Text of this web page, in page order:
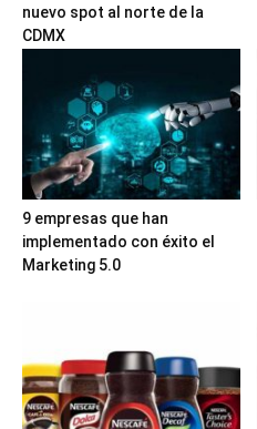
nuevo spot al norte de la
CDMX
9 empresas que han
implementado con éxito el
Marketing 5.0